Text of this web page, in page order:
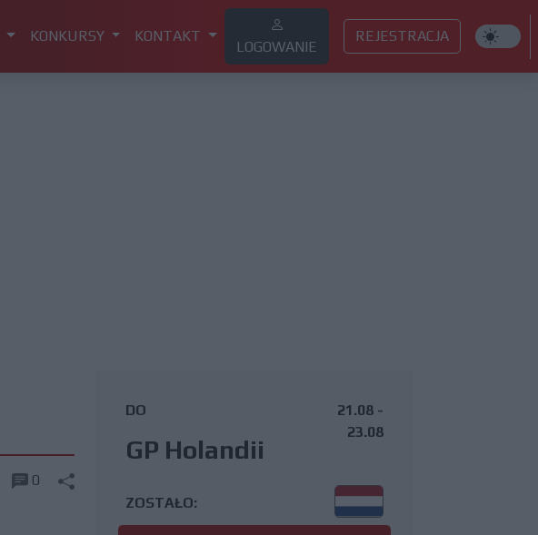
KONKURSY KONTAKT
LOGOWANIE
REJESTRACJA
0
DO
GP Holandii
21.08 -
23.08
ZOSTAŁO: